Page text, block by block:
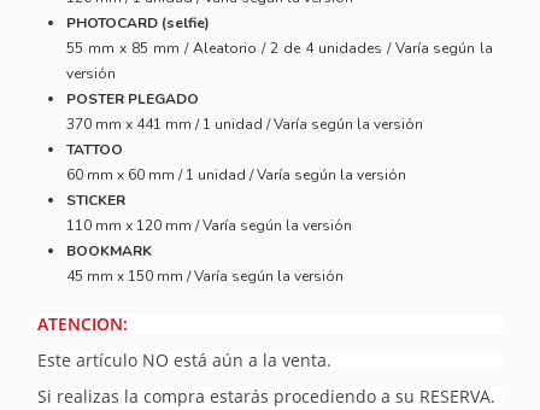
PHOTOCARD (selfie)
55 mm x 85 mm / Aleatorio / 2 de 4 unidades / Varía según la
versión
POSTER PLEGADO
370 mm x 441 mm / 1 unidad / Varía según la versión
TATTOO
60 mm x 60 mm / 1 unidad / Varía según la versión
STICKER
110 mm x 120 mm / Varía según la versión
BOOKMARK
45 mm x 150 mm / Varía según la versión
ATENCION:
Este artículo NO está aún a la venta.
Si realizas la compra estarás procediendo a su RESERVA.